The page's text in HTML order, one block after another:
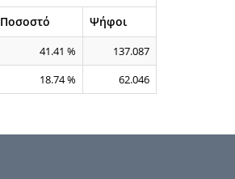
Ποσοστό Ψήφοι
41.41 %
137.087
18.74 % 62.046